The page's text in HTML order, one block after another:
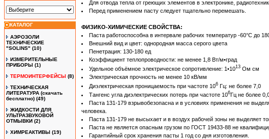
КАТАЛОГ
АЭРОЗОЛИ
ТЕХНИЧЕСКИЕ
"SOLINS" (10)
ИЗМЕРИТЕЛЬНЫЕ
ПРИБОРЫ (1)
ТЕРМОИНТЕРФЕЙСЫ (8)
ТЕХНИЧЕСКАЯ
ЛИТЕРАТУРА (скачать
бесплатно) (49)
ЖИДКОСТИ ДЛЯ
УЛЬТРАЗВУКОВОЙ
ОТМЫВКИ (2)
ХИМРЕАКТИВЫ (19)
Для отвода тепла от греющих элементов в электронике,
Перед применением пасту следует тщательно перемешать.
ФИЗИКО-ХИМИЧЕСКИЕ СВОЙСТВА:
Паста работоспособна в интервале рабочих температур -60°С до
Внешний вид и цвет: однородная масса серого цвета
Пенетрация: 130-180 ед
Коэффициент теплопроводности: не менее 1,8 Вт/м•град
Удельное объёмное электрическое сопротивление: 1•1013 Ом см
Электрическая прочность не менее 10 кВ/мм
Диэлектрическая проницаемость при частоте 106 Гц: не более 7,0
Тангенс угла диэлектрических потерь при частоте 106Гц не более
Паста 131-179 взрывобезопасна и в условиях применения не
человека.
Паста 131-179 не высыхает и в воздух рабочей зоны не выделяет
Паста не является опасным грузом по ГОСТ 19433-88 не
Гарантийный срок хранения пасты 1 год со дня изготовления.